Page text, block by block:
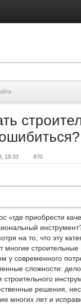
19:33 870
«где приобрести
на то, что эту
многие строительные
у современного
сложности:
строительного
решения,
многих лет и